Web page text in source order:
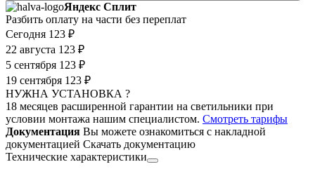
Яндекс Сплит
Разбить оплату на части без переплат
Сегодня 123 ₽
22 августа 123 ₽
5 сентября 123 ₽
19 сентября 123 ₽
НУЖНА УСТАНОВКА ?
18 месяцев расширенной гарантии на светильники при
условии монтажа нашим специалистом. Смотреть тарифы
Документация Вы можете ознакомиться с накладной
документацией Скачать документацию
Технические характеристики